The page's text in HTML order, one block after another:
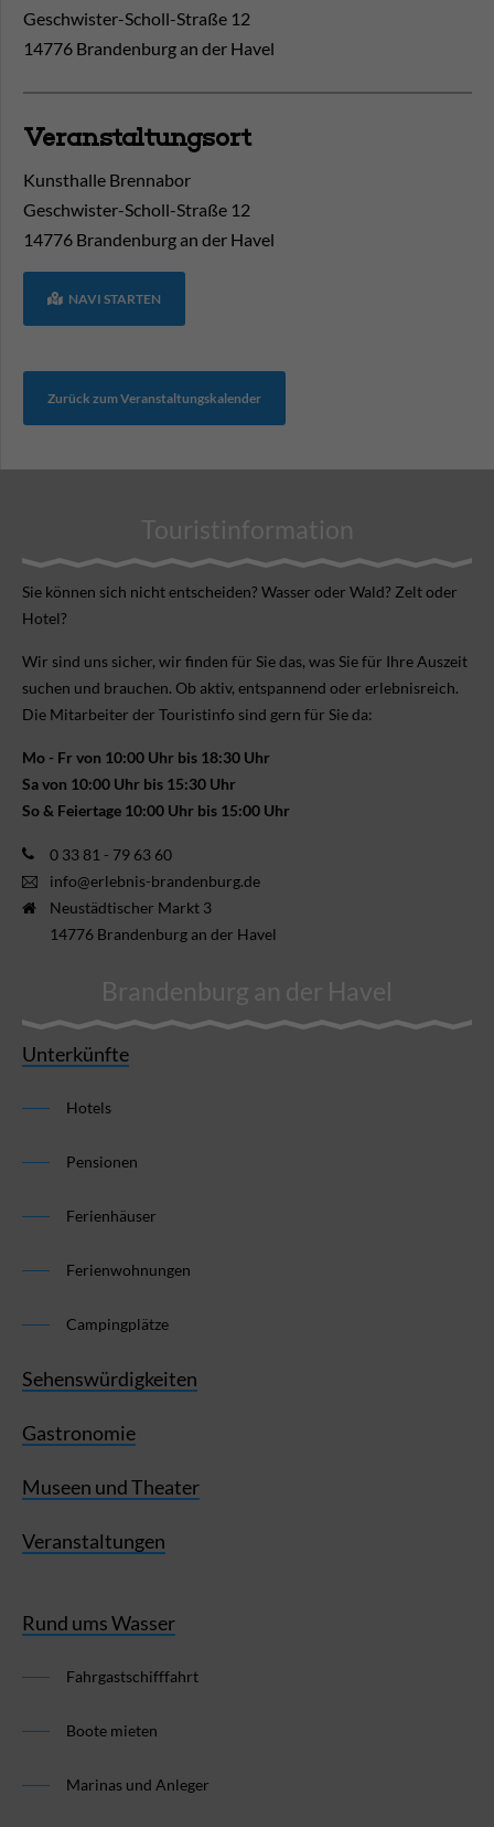
Geschwister-Scholl-Straße 12
14776 Brandenburg an der Havel
Veranstaltungsort
Kunsthalle Brennabor
Geschwister-Scholl-Straße 12
14776 Brandenburg an der Havel
NAVI STARTEN
Zurück zum Veranstaltungskalender
Touristinformation
Sie können sich nicht ent­scheiden? Wasser oder Wald? Zelt oder
Hotel?
Wir sind uns sicher, wir finden für Sie das, was Sie für Ihre Aus­zeit
suchen und brauchen. Ob aktiv, ent­spannend oder erlebnis­reich.
Die Mitarbeiter der Touristinfo sind gern für Sie da:
Mo - Fr von 10:00 Uhr bis 18:30 Uhr
Sa von 10:00 Uhr bis 15:30 Uhr
So & Feiertage 10:00 Uhr bis 15:00 Uhr
0 33 81 - 79 63 60
info@erlebnis-brandenburg.de
Neustädtischer Markt 3
14776 Brandenburg an der Havel
Brandenburg an der Havel
Unterkünfte
Hotels
Pensionen
Ferienhäuser
Ferienwohnungen
Campingplätze
Sehenswürdigkeiten
Gastronomie
Museen und Theater
Veranstaltungen
Rund ums Wasser
Fahrgastschifffahrt
Boote mieten
Marinas und Anleger